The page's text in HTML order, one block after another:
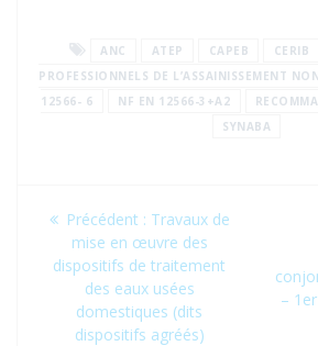
ANC ATEP CAPEB CERIB
PROFESSIONNELS DE L’ASSAINISSEMENT
12566- 6
NF EN 12566-3+A2
SYNABA
Navigation
de
l’article
Précédent : Article
précédent
:
Travaux de
mise en œuvre des
dispositifs de traitement
des eaux usées
domestiques (dits
dispositifs agréés)
–